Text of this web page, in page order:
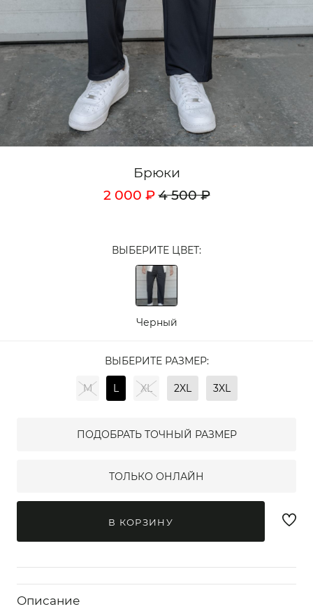
Брюки
2 000 ₽ 4 500 ₽
ВЫБЕРИТЕ ЦВЕТ:
Черный
ВЫБЕРИТЕ РАЗМЕР:
M L XL 2XL 3XL
ПОДОБРАТЬ ТОЧНЫЙ РАЗМЕР
ТОЛЬКО ОНЛАЙН
В КОРЗИНУ
Описание
Комплекты
Лонгсливы
Поло
Рубашки